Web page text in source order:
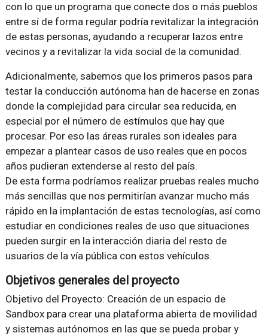
con lo que un programa que conecte dos o más pueblos
entre sí de forma regular podría revitalizar la integración
de estas personas, ayudando a recuperar lazos entre
vecinos y a revitalizar la vida social de la comunidad.
Adicionalmente, sabemos que los primeros pasos para
testar la conducción autónoma han de hacerse en zonas
donde la complejidad para circular sea reducida, en
especial por el número de estímulos que hay que
procesar. Por eso las áreas rurales son ideales para
empezar a plantear casos de uso reales que en pocos
años pudieran extenderse al resto del país.
De esta forma podríamos realizar pruebas reales mucho
más sencillas que nos permitirían avanzar mucho más
rápido en la implantación de estas tecnologías, así como
estudiar en condiciones reales de uso que situaciones
pueden surgir en la interacción diaria del resto de
usuarios de la vía pública con estos vehículos.
Objetivos generales del proyecto
Objetivo del Proyecto: Creación de un espacio de
Sandbox para crear una plataforma abierta de movilidad
y sistemas autónomos en las que se pueda probar y